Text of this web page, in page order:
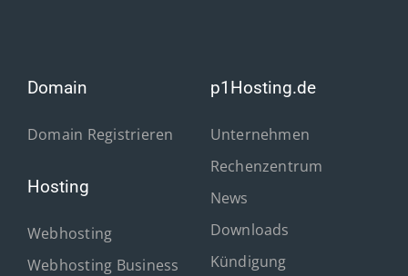
Domain
Domain Registrieren
Hosting
Webhosting
Webhosting Business
p1Hosting.de
Unternehmen
Rechenzentrum
News
Downloads
Kündigung